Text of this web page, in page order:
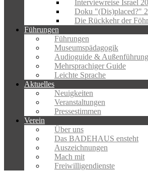
Interviewreise Israel
Doku "(Dis)placed?"
Die Rückkehr der
Führungen
Führungen
Museumspädagogik
Audioguide &
Mehrsprachiger Guide
Leichte Sprache
Aktuelles
Neuigkeiten
Veranstaltungen
Pressestimmen
Verein
Über uns
Das BADEHAUS ensteht
Auszeichnungen
Mach mit
Freiwilligendienste